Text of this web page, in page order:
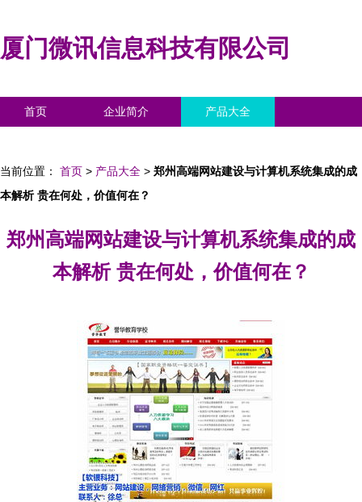
厦门微讯信息科技有限公司
首页 企业简介 产品大全
当前位置： 首页 > 产品大全 > 郑州高端网站建设与计算机系统集成的成
本解析 贵在何处，价值何在？
郑州高端网站建设与计算机系统集成的成
本解析 贵在何处，价值何在？